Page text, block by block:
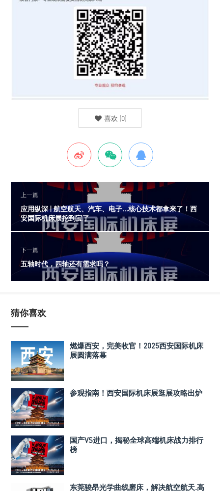
喜欢 (0)
上一篇
应用纵深 | 航空航天、汽车、电子...核心技术都拿来了！西
安国际机床展挖到宝了
下一篇
五轴时代，四轴还有需求吗？
猜你喜欢
燃爆西安，完美收官！2025西安国际机床
展圆满落幕
参观指南！西安国际机床展逛展攻略出炉
国产VS进口，揭秘全球高端机床战力排行
榜
东莞骏昂光学曲线磨床，解决航空航天.高